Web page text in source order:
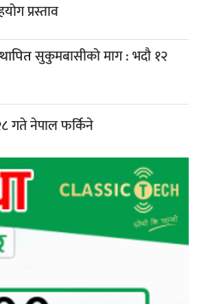
प्रस्ताव
सुकुमबासीको माग : भदौ १२
गते नेपाल फर्किने